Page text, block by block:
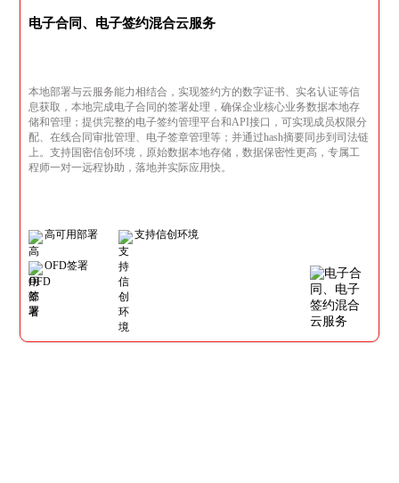
电子合同、电子签约混合云服务
本地部署与云服务能力相结合，实现签约方的数字证书、实名认证等信
息获取，本地完成电子合同的签署处理，确保企业核心业务数据本地存
储和管理；提供完整的电子签约管理平台和API接口，可实现成员权限分
配、在线合同审批管理、电子签章管理等；并通过hash摘要同步到司法链
上。支持国密信创环境，原始数据本地存储，数据保密性更高，专属工
程师一对一远程协助，落地并实际应用快。
高可用部署 支持信创环境
OFD签署